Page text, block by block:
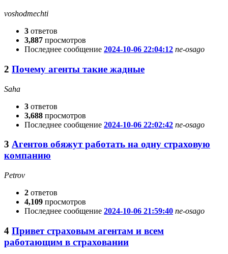
voshodmechti
3 ответов
3,887 просмотров
Последнее сообщение 2024-10-06 22:04:12 ne-osago
2 Почему агенты такие жадные
Saha
3 ответов
3,688 просмотров
Последнее сообщение 2024-10-06 22:02:42 ne-osago
3 Агентов обяжут работать на одну страховую
компанию
Petrov
2 ответов
4,109 просмотров
Последнее сообщение 2024-10-06 21:59:40 ne-osago
4 Привет страховым агентам и всем
работающим в страховании